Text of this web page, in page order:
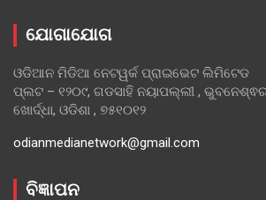
ଯୋଗାଯୋଗ
ଓଡିଆନ ମିଡିଆ ନେଟୱର୍କ ପ୍ରାଇଭେଟ ଲିମିଟେଡ
ପ୍ଲଟ – ୧୨୦୯, ଗଡସାହି ନୟାପଲ୍ଲୀ ,
ଖୋର୍ଦ୍ଧା, ଓଡିଶା , ୭୫୧୦୧୨
odianmedianetwork@gmail.com
ବିଜ୍ଞାପନ